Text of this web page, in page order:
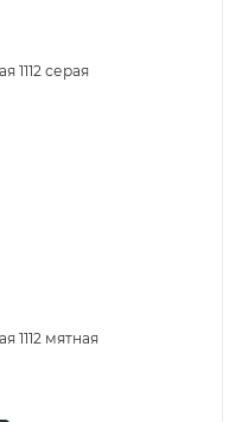
1112 серая
1112 мятная